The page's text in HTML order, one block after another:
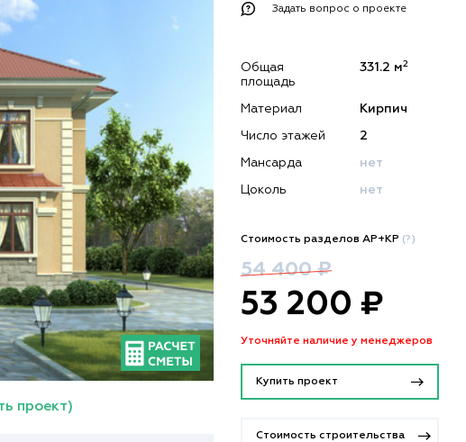
проект)
Задать вопрос о проекте
Общая
площадь
331.2 м2
Материал Кирпич
Число этажей 2
Мансарда нет
Цоколь нет
Стоимость разделов АР+КР (?)
54 400 ₽
53 200 ₽
Уточняйте наличие у менеджеров
Купить проект
Стоимость строительства